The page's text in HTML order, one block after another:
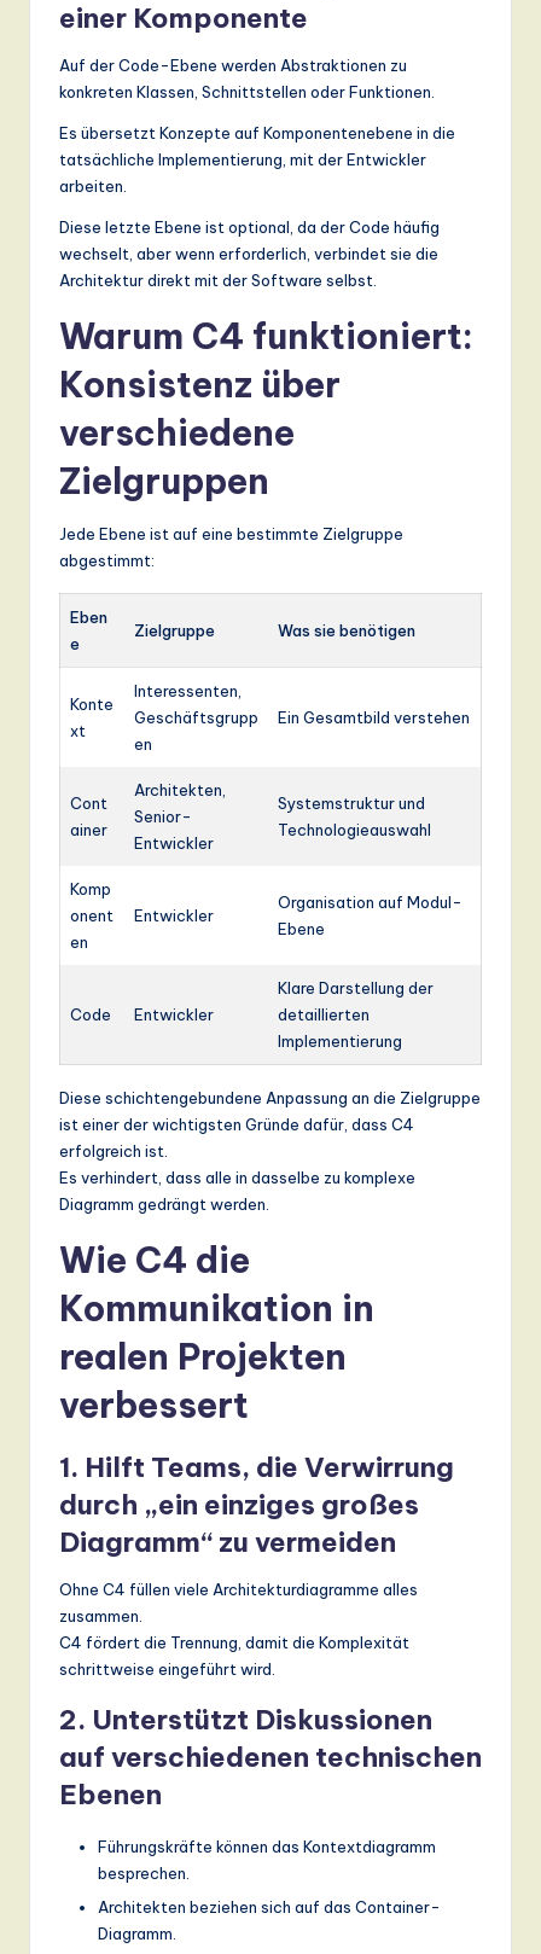
einer Komponente
Auf der Code-Ebene werden Abstraktionen zu
konkreten Klassen, Schnittstellen oder Funktionen.
Es übersetzt Konzepte auf Komponentenebene in die
tatsächliche Implementierung, mit der Entwickler
arbeiten.
Diese letzte Ebene ist optional, da der Code häufig
wechselt, aber wenn erforderlich, verbindet sie die
Architektur direkt mit der Software selbst.
Warum C4 funktioniert:
Konsistenz über
verschiedene
Zielgruppen
Jede Ebene ist auf eine bestimmte Zielgruppe
abgestimmt:
Eben
e
Zielgruppe Was sie benötigen
Konte
xt
Interessenten,
Geschäftsgrupp
en
Ein Gesamtbild verstehen
Cont
ainer
Architekten,
Senior-
Entwickler
Systemstruktur und
Technologieauswahl
Komp
onent
en
Entwickler
Organisation auf Modul-
Ebene
Code Entwickler
Klare Darstellung der
detaillierten
Implementierung
Diese schichtengebundene Anpassung an die Zielgruppe
ist einer der wichtigsten Gründe dafür, dass C4
erfolgreich ist.
Es verhindert, dass alle in dasselbe zu komplexe
Diagramm gedrängt werden.
Wie C4 die
Kommunikation in
realen Projekten
verbessert
1. Hilft Teams, die Verwirrung
durch „ein einziges großes
Diagramm“ zu vermeiden
Ohne C4 füllen viele Architekturdiagramme alles
zusammen.
C4 fördert die Trennung, damit die Komplexität
schrittweise eingeführt wird.
2. Unterstützt Diskussionen
auf verschiedenen technischen
Ebenen
Führungskräfte können das Kontextdiagramm
besprechen.
Architekten beziehen sich auf das Container-
Diagramm.